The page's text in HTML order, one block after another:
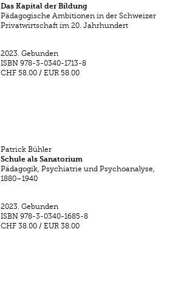
Das Kapital der Bildung
Pädagogische Ambitionen in der Schweizer
Privatwirtschaft im 20. Jahrhundert
2023. Gebunden
ISBN 978-3-0340-1713-8
CHF 58.00 /EUR 58.00
Patrick Bühler
Schule als Sanatorium
Pädagogik, Psychiatrie und Psychoanalyse,
1880–1940
2023. Gebunden
ISBN 978-3-0340-1685-8
CHF 38.00 /EUR 38.00